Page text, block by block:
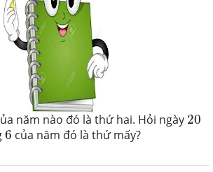
năm nào đó là thứ hai. Hỏi ngày 20
20
6
6của năm đó là thứ mấy?